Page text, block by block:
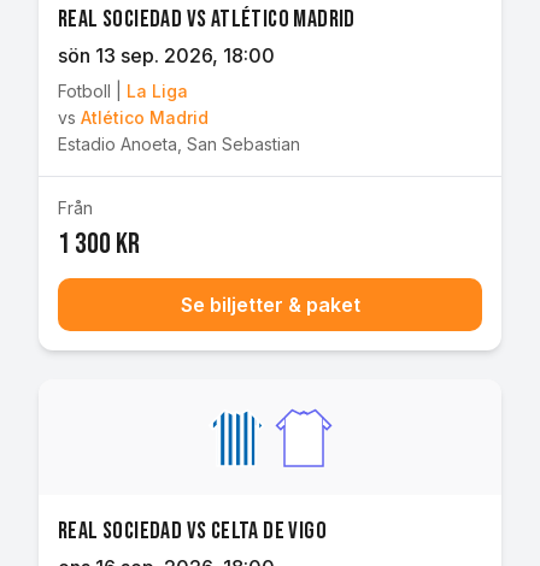
Real Sociedad vs Atlético Madrid
sön 13 sep. 2026, 18:00
Fotboll
La Liga
vs Atlético Madrid
Estadio Anoeta San Sebastian
Från
1 300 kr
Se biljetter & paket
Real Sociedad vs Celta de Vigo